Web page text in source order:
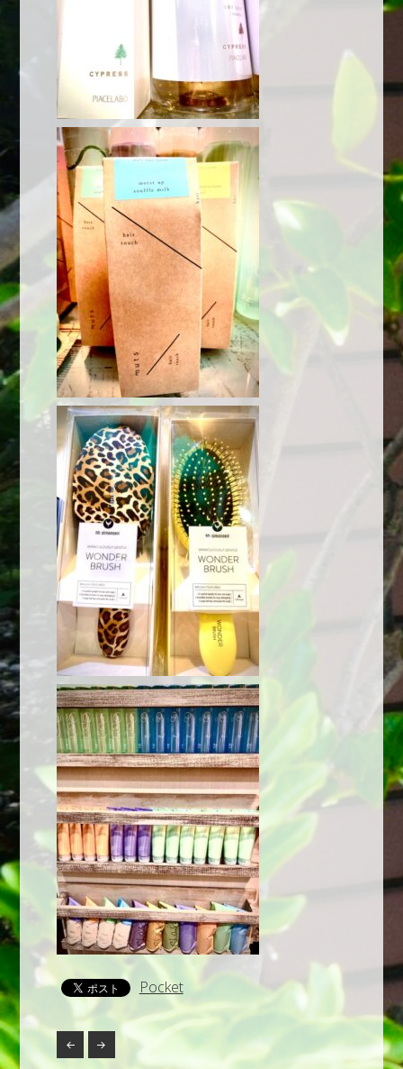
Pocket